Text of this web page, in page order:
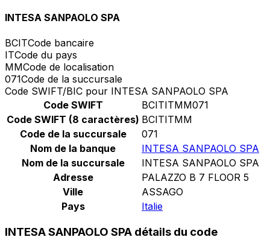
INTESA SANPAOLO SPA
BCITCode bancaire
ITCode du pays
MMCode de localisation
071Code de la succursale
Code SWIFT/BIC pour INTESA SANPAOLO SPA
Code SWIFT
BCITITMM071
Code SWIFT (8 caractères) BCITITMM
Code de la succursale
071
Nom de la banque
INTESA SANPAOLO SPA
Nom de la succursale
INTESA SANPAOLO SPA
Adresse
PALAZZO B 7 FLOOR 5
Ville
ASSAGO
Pays
Italie
INTESA SANPAOLO SPA détails du code